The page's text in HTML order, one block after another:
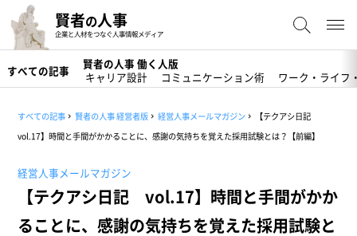
賢者の人事
企業と人材をつなぐ人事情報メディア
すべての記事
賢者の人事 働く人版
キャリア設計
コミュニケーション術 ワーク・ライフ
すべての記事 賢者の人事 経営者版 経営人事メールマガジン
【テクアシ日記
vol.17】時間と手間がかかることに、感謝の気持ちを覚えた採用試験とは？【前編】
経営人事メールマガジン
【テクアシ日記 vol.17】時間と手間がかか
ることに、感謝の気持ちを覚えた採用試験と